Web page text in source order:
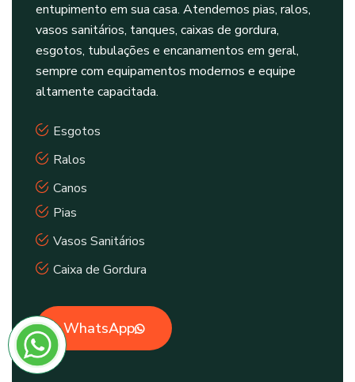
entupimento em sua casa. Atendemos pias, ralos,
vasos sanitários, tanques, caixas de gordura,
esgotos, tubulações e encanamentos em geral,
sempre com equipamentos modernos e equipe
altamente capacitada.
Esgotos
Ralos
Canos
Pias
Vasos Sanitários
Caixa de Gordura
WhatsApp